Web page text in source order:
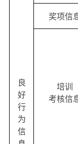
良
好
行
为
信
奖项信
培训
考核信